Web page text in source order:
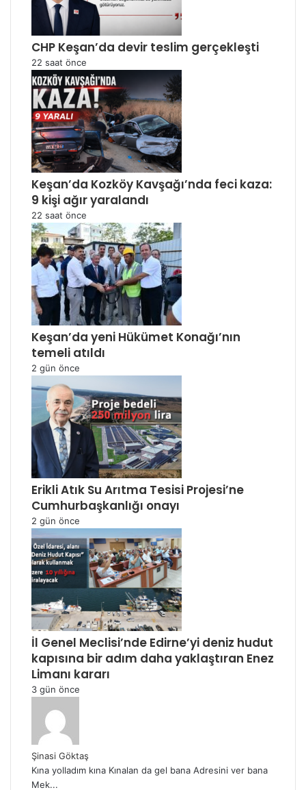
CHP Keşan’da devir teslim gerçekleşti
22 saat önce
Keşan’da Kozköy Kavşağı’nda feci kaza:
9 kişi ağır yaralandı
22 saat önce
Keşan’da yeni Hükümet Konağı’nın
temeli atıldı
2 gün önce
Erikli Atık Su Arıtma Tesisi Projesi’ne
Cumhurbaşkanlığı onayı
2 gün önce
İl Genel Meclisi’nde Edirne’yi deniz hudut
kapısına bir adım daha yaklaştıran Enez
Limanı kararı
3 gün önce
Şinasi Göktaş
Kına yolladım kına Kınalan da gel bana Adresini ver bana
Mek...